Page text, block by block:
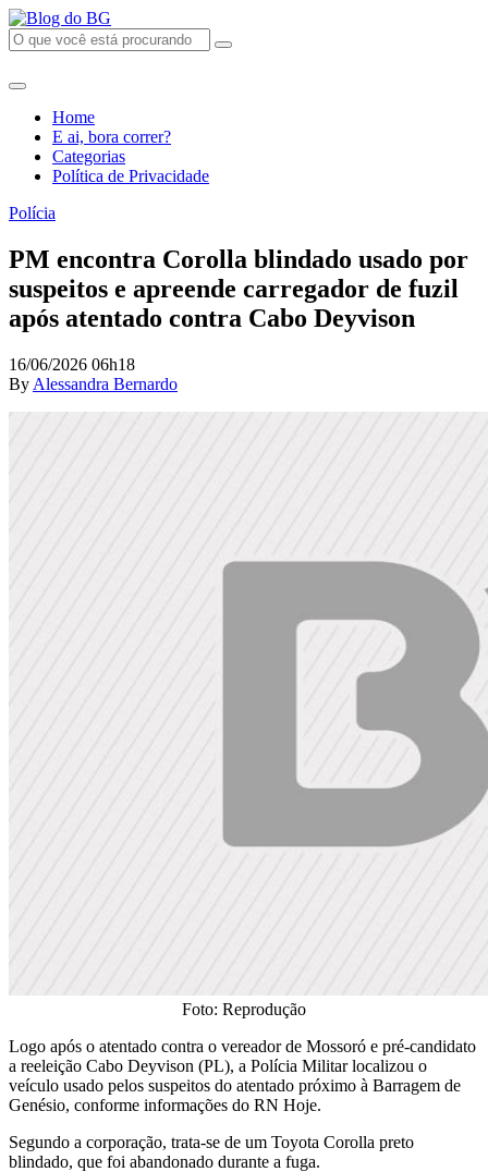
Home
E ai, bora correr?
Categorias
Política de Privacidade
Polícia
PM encontra Corolla blindado usado por
suspeitos e apreende carregador de fuzil
após atentado contra Cabo Deyvison
16/06/2026 06h18
By Alessandra Bernardo
Foto: Reprodução
Logo após o atentado contra o vereador de Mossoró e pré-candidato
a reeleição Cabo Deyvison (PL), a Polícia Militar localizou o
veículo usado pelos suspeitos do atentado próximo à Barragem de
Genésio, conforme informações do RN Hoje.
Segundo a corporação, trata-se de um Toyota Corolla preto
blindado, que foi abandonado durante a fuga.